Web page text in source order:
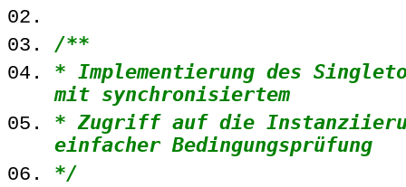
/**
* Implementierung des
mit synchronisiertem
* Zugriff auf die
einfacher Bedingungsprüfung
*/